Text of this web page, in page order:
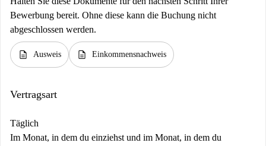
Bewerbung bereit. Ohne diese kann die Buchung nicht
abgeschlossen werden.
description Ausweis description Einkommensnachweis
Vertragsart
Täglich
Im Monat, in dem du einziehst und im Monat, in dem du